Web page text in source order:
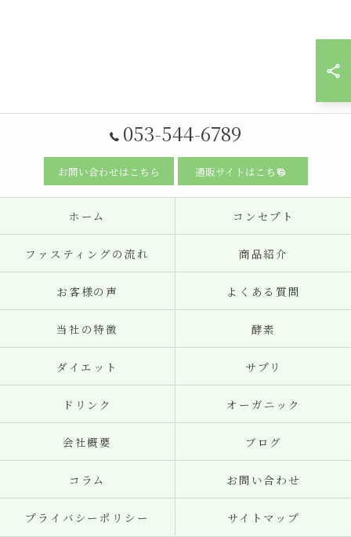
053-544-6789
お問い合わせはこちら 通販サイトはこちら
ホーム コンセプト
ファスティングの流れ 商品紹介
お客様の声 よくある質問
当社の特徴 酵素
ダイエット サプリ
ドリンク オーガニック
会社概要 ブログ
コラム お問い合わせ
プライバシーポリシー サイトマップ